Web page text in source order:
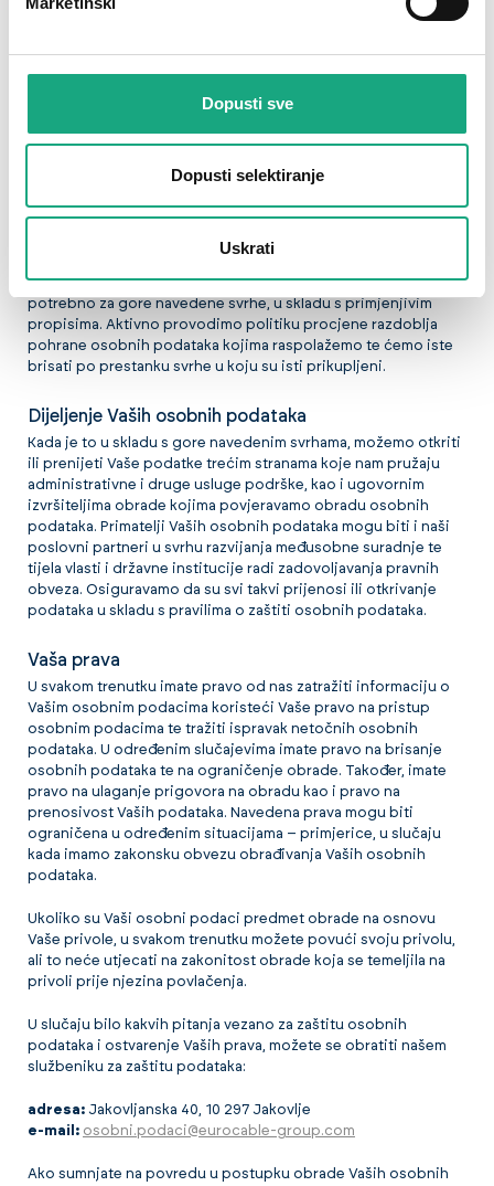
Dopusti sve
Dopusti selektiranje
Uskrati
negativan učinak na korištenje mnogih internetskih stranica,
kolačićima.
Sigurnost i zadržavanje podataka
Poduzimamo odgovarajuće sigurnosne mjere za zaštitu Vaših
neovlaštenog pristupa, otkrivanja, izmjene ili uništavanja te
su ti podaci pouzdani za namjeravanu upotrebu, točni,
Vaši će se podaci čuvati samo toliko dugo koliko je razumno
potrebno za gore navedene svrhe, u skladu s primjenjivim
propisima. Aktivno provodimo politiku procjene razdoblja
pohrane osobnih podataka kojima raspolažemo te ćemo iste
brisati po prestanku svrhe u koju su isti prikupljeni.
Dijeljenje Vaših osobnih podataka
Kada je to u skladu s gore navedenim svrhama, možemo otkriti
ili prenijeti Vaše podatke trećim stranama koje nam pružaju
administrativne i druge usluge podrške, kao i ugovornim
izvršiteljima obrade kojima povjeravamo obradu osobnih
podataka. Primatelji Vaših osobnih podataka mogu biti i naši
poslovni partneri u svrhu razvijanja međusobne suradnje te
tijela vlasti i državne institucije radi zadovoljavanja pravnih
obveza. Osiguravamo da su svi takvi prijenosi ili otkrivanje
podataka u skladu s pravilima o zaštiti osobnih podataka.
Vaša prava
U svakom trenutku imate pravo od nas zatražiti informaciju o
Vašim osobnim podacima koristeći Vaše pravo na pristup
osobnim podacima te tražiti ispravak netočnih osobnih
podataka. U određenim slučajevima imate pravo na brisanje
osobnih podataka te na ograničenje obrade. Također, imate
pravo na ulaganje prigovora na obradu kao i pravo na
prenosivost Vaših podataka. Navedena prava mogu biti
ograničena u određenim situacijama – primjerice, u slučaju
kada imamo zakonsku obvezu obrađivanja Vaših osobnih
podataka.
Ukoliko su Vaši osobni podaci predmet obrade na osnovu
Vaše privole, u svakom trenutku možete povući svoju privolu,
ali to neće utjecati na zakonitost obrade koja se temeljila na
privoli prije njezina povlačenja.
U slučaju bilo kakvih pitanja vezano za zaštitu osobnih
podataka i ostvarenje Vaših prava, možete se obratiti našem
službeniku za zaštitu podataka:
adresa: Jakovljanska 40, 10 297 Jakovlje
e-mail: osobni.podaci@eurocable-group.com
Ako sumnjate na povredu u postupku obrade Vaših osobnih